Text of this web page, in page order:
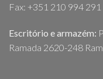
Fax: +351 210 994 291
Escritório e armazém:
Ramada 2620-248